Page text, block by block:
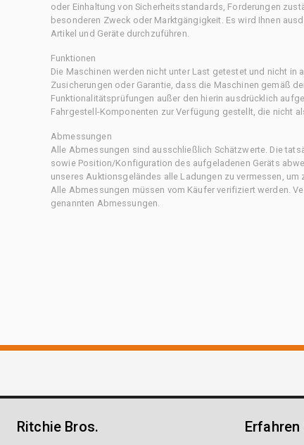
oder Einhaltung von Sicherheitsstandards, Forderungen
besonderen Zweck oder Marktgängigkeit. Es wird Ihnen
Artikel und Geräte durchzuführen.
Funktionen
Die Maschinen werden nicht unter Last getestet und nicht in
Zusicherungen oder Garantie, dass die Maschinen gemäß
Funktionalitätsprüfungen außer den hierin ausdrücklich
Fahrgestell-Komponenten zur Verfügung gestellt, die nicht
Abmessungen
Alle Abmessungen sind ausschließlich Schätzwerte. Die
sowie Position/Konfiguration des aufgeladenen Geräts
unseres Auktionsgeländes alle Ladungen zu vermessen,
Alle Abmessungen müssen vom Käufer verifiziert werden.
genannten Abmessungen.
Ritchie Bros. Erfahren